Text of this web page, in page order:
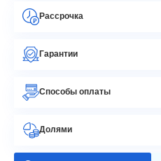
Рассрочка
Гарантии
Способы оплаты
Долями